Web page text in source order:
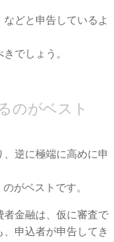
どと申告しているよ
でしょう。
のがベスト
逆に極端に高めに申
がベストです。
金融は、仮に審査で
申込者が申告してき